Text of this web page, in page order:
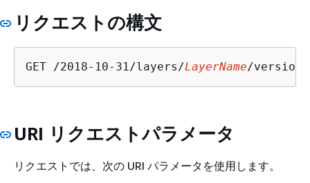
リクエストの構文
GET /2018-10-31/layers/LayerName/
URI リクエストパラメータ
リクエストでは、次の URI パラメータを使用します。